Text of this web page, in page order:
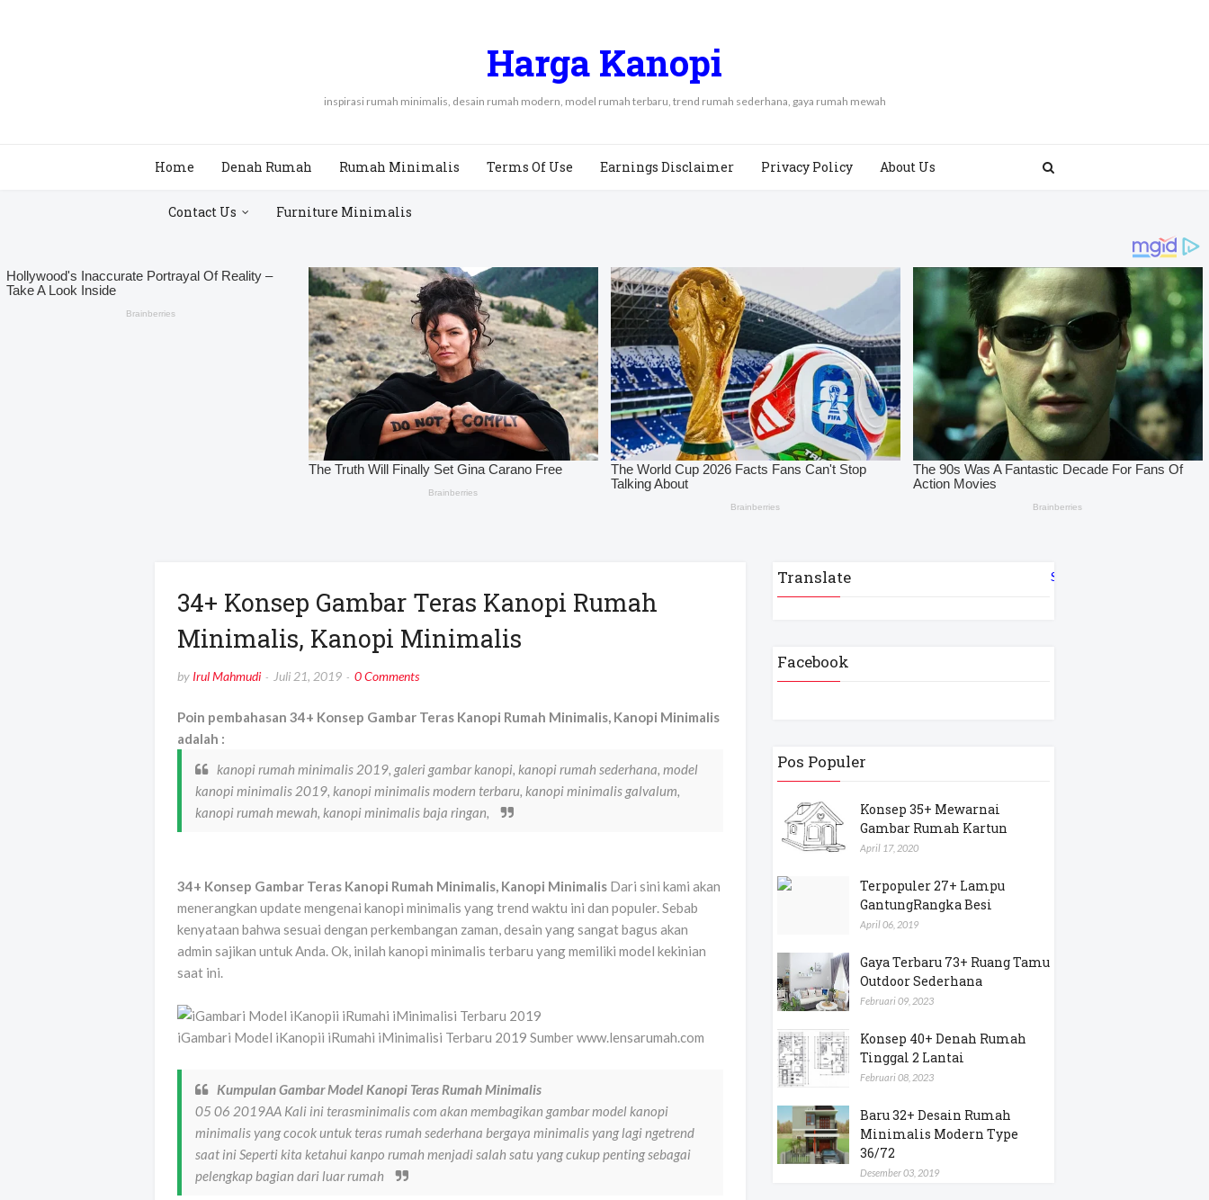
Harga Kanopi
inspirasi rumah minimalis, desain rumah modern, model rumah terbaru, trend rumah sederhana, gaya rumah mewah
Home Denah Rumah Rumah Minimalis Terms Of Use Earnings Disclaimer Privacy Policy About Us
Contact Us Furniture Minimalis
34+ Konsep Gambar Teras Kanopi Rumah
Minimalis, Kanopi Minimalis
by Irul Mahmudi Juli 21, 2019 0 Comments
Poin pembahasan 34+ Konsep Gambar Teras Kanopi Rumah Minimalis, Kanopi Minimalis
adalah :
kanopi rumah minimalis 2019, galeri gambar kanopi, kanopi rumah sederhana, model
kanopi minimalis 2019, kanopi minimalis modern terbaru, kanopi minimalis galvalum,
kanopi rumah mewah, kanopi minimalis baja ringan,
34+ Konsep Gambar Teras Kanopi Rumah Minimalis, Kanopi Minimalis Dari sini kami akan
menerangkan update mengenai kanopi minimalis yang trend waktu ini dan populer. Sebab
kenyataan bahwa sesuai dengan perkembangan zaman, desain yang sangat bagus akan
admin sajikan untuk Anda. Ok, inilah kanopi minimalis terbaru yang memiliki model kekinian
saat ini.
iGambari Model iKanopii iRumahi iMinimalisi Terbaru 2019 Sumber www.lensarumah.com
Kumpulan Gambar Model Kanopi Teras Rumah Minimalis
05 06 2019AA Kali ini terasminimalis com akan membagikan gambar model kanopi
minimalis yang cocok untuk teras rumah sederhana bergaya minimalis yang lagi ngetrend
saat ini Seperti kita ketahui kanpo rumah menjadi salah satu yang cukup penting sebagai
pelengkap bagian dari luar rumah
Translate Select Language
Facebook
Pos Populer
Konsep 35+ Mewarnai
Gambar Rumah Kartun
April 17, 2020
Terpopuler 27+ Lampu
GantungRangka Besi
April 06, 2019
Gaya Terbaru 73+ Ruang Tamu
Outdoor Sederhana
Februari 09, 2023
Konsep 40+ Denah Rumah
Tinggal 2 Lantai
Februari 08, 2023
Baru 32+ Desain Rumah
Minimalis Modern Type
36/72
Desember 03, 2019